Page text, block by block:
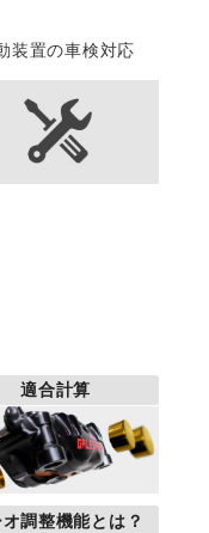
装置の車検対応
適合計算
オ調整機能とは？